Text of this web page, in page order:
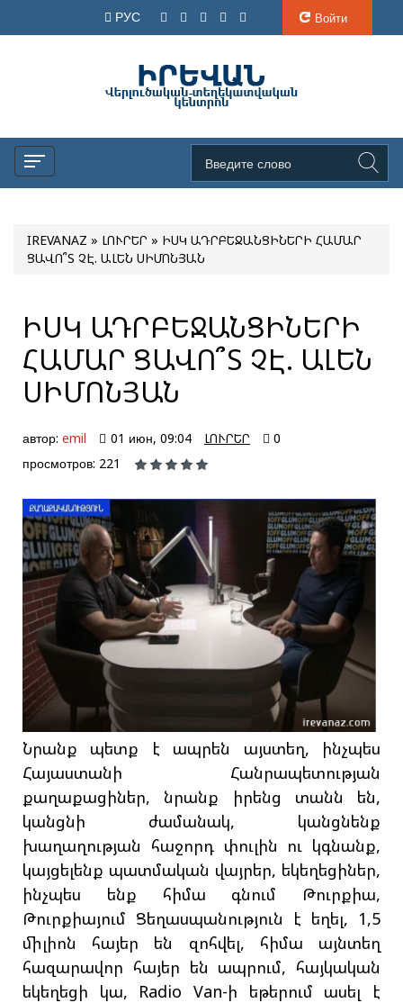
РУС Войти
IREVANAZ » ԼՈՒՐԵՐ » ԻՍԿ ԱԴՐԲԵՋԱՆՑԻՆԵՐԻ ՀԱՄԱՐ
ՑԱՎՈ՞Տ ՉԷ. ԱԼԵՆ ՍԻՄՈՆՅԱՆ
ԻՍԿ ԱԴՐԲԵՋԱՆՑԻՆԵՐԻ
ՀԱՄԱՐ ՑԱՎՈ՞Տ ՉԷ. ԱԼԵՆ
ՍԻՄՈՆՅԱՆ
автор: emil 01 июн, 09:04 ԼՈՒՐԵՐ
0
просмотров: 221
Նրանք պետք է ապրեն այստեղ, ինչպես
Հայաստանի Հանրապետության
քաղաքացիներ, նրանք իրենց տանն են,
կանցնի ժամանակ, կանցնենք
խաղաղության հաջորդ փուլին ու կգնանք,
կայցելենք պատմական վայրեր, եկեղեցիներ,
ինչպես ենք հիմա գնում Թուրքիա,
Թուրքիայում Ցեղասպանություն է եղել, 1,5
միլիոն հայեր են զոհվել, հիմա այնտեղ
հազարավոր հայեր են ապրում, հայկական
եկեղեցի կա, Radio Van-ի եթերում ասել է